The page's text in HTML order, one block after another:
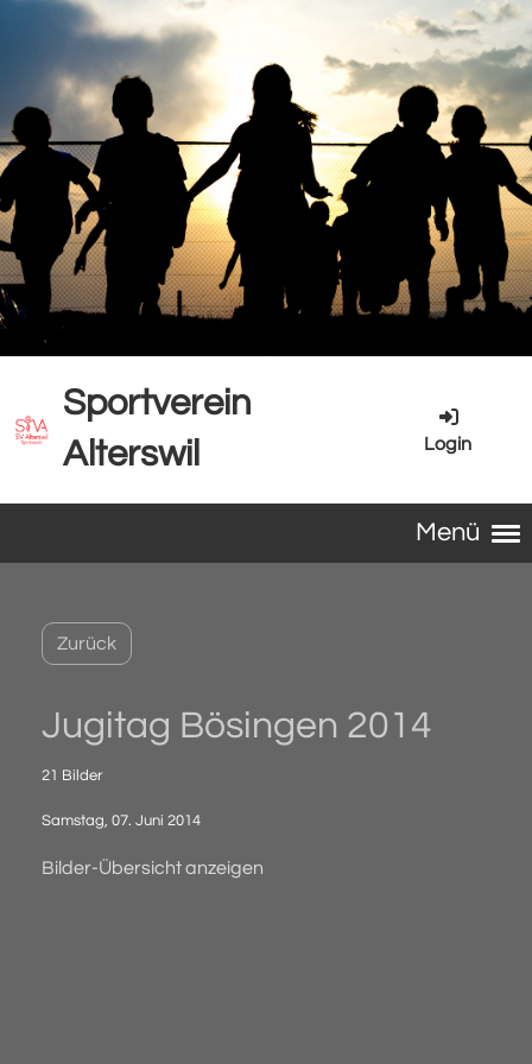
Sportverein
Alterswil
Login
Menü
Zurück
Jugitag Bösingen 2014
21 Bilder
Samstag, 07. Juni 2014
Bilder-Übersicht anzeigen